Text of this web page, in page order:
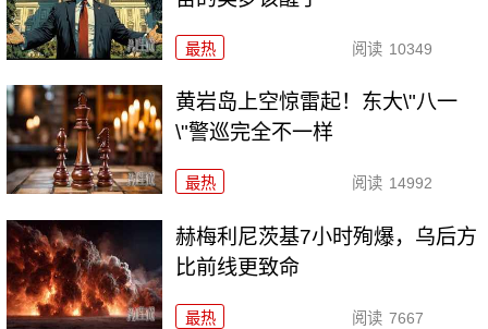
最热 阅读 10349
黄岩岛上空惊雷起！东大\"八一
\"警巡完全不一样
最热 阅读 14992
赫梅利尼茨基7小时殉爆，乌后方
比前线更致命
最热 阅读 7667